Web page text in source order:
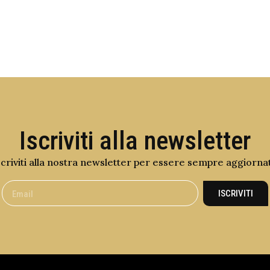
Iscriviti alla newsletter
alla nostra newsletter per essere sempre
ISCRIVITI